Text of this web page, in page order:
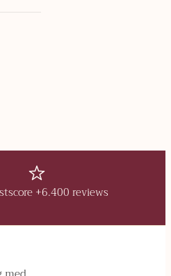
+6.400 reviews